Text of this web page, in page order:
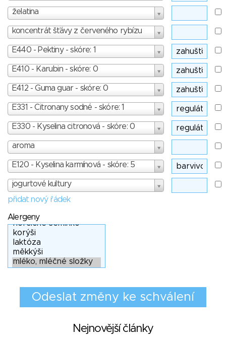
želatina
koncentrát šťávy z červeného rybízu
E440 - Pektiny - skóre: 1
E410 - Karubin - skóre: 0
E412 - Guma guar - skóre: 0
E331 - Citronany sodné - skóre: 1
E330 - Kyselina citronová - skóre: 0
aroma
E120 - Kyselina karmínová - skóre: 5
jogurtové kultury
přidat nový řádek
Alergeny
Nejnovější články